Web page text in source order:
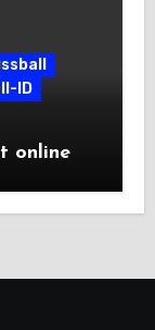
ID
online